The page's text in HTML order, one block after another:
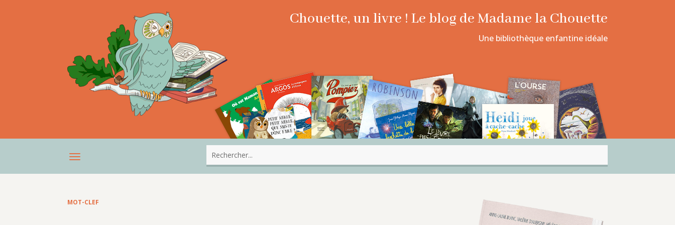
Chouette, un livre ! Le blog de Madame la Chouette
Une bibliothèque enfantine idéale
MOT-CLEF